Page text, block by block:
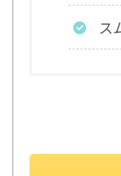
ス